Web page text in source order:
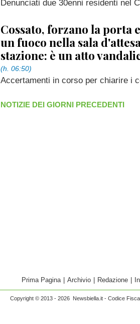
Denunciati due 30enni residenti nel
Cossato, forzano la porta
un fuoco nella sala
stazione: è un atto
(h. 06:50)
Accertamenti in corso per chiarire i
NOTIZIE DEI GIORNI PRECEDENTI
Prima Pagina Archivio Redazione
Copyright © 2013 - 2026 Newsbiella.it - Codice